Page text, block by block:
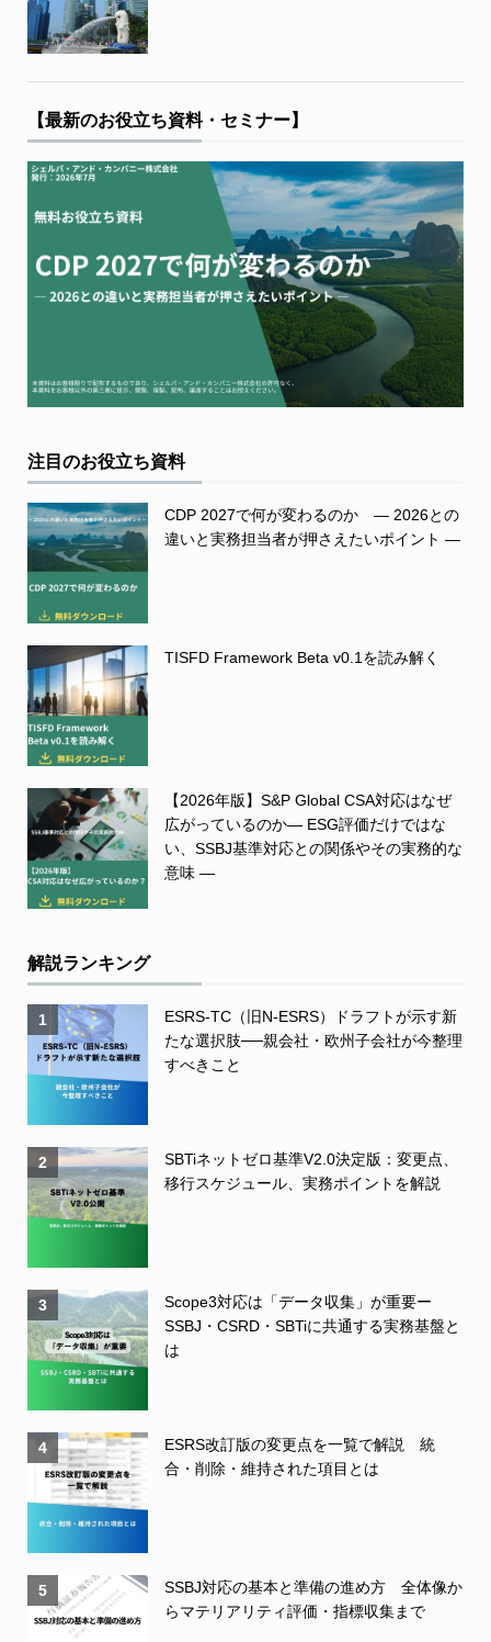
【最新のお役立ち資料・セミナー】
注目のお役立ち資料
CDP 2027で何が変わるのか ― 2026との
違いと実務担当者が押さえたいポイント ―
TISFD Framework Beta v0.1を読み解く
【2026年版】S&P Global CSA対応はなぜ
広がっているのか― ESG評価だけではな
い、SSBJ基準対応との関係やその実務的な
意味 ―
解説ランキング
1
ESRS-TC（旧N-ESRS）ドラフトが示す新
たな選択肢──親会社・欧州子会社が今整理
すべきこと
2
SBTiネットゼロ基準V2.0決定版：変更点、
移行スケジュール、実務ポイントを解説
3
Scope3対応は「データ収集」が重要ー
SSBJ・CSRD・SBTiに共通する実務基盤と
は
4
ESRS改訂版の変更点を一覧で解説 統
合・削除・維持された項目とは
5
SSBJ対応の基本と準備の進め方 全体像か
らマテリアリティ評価・指標収集まで